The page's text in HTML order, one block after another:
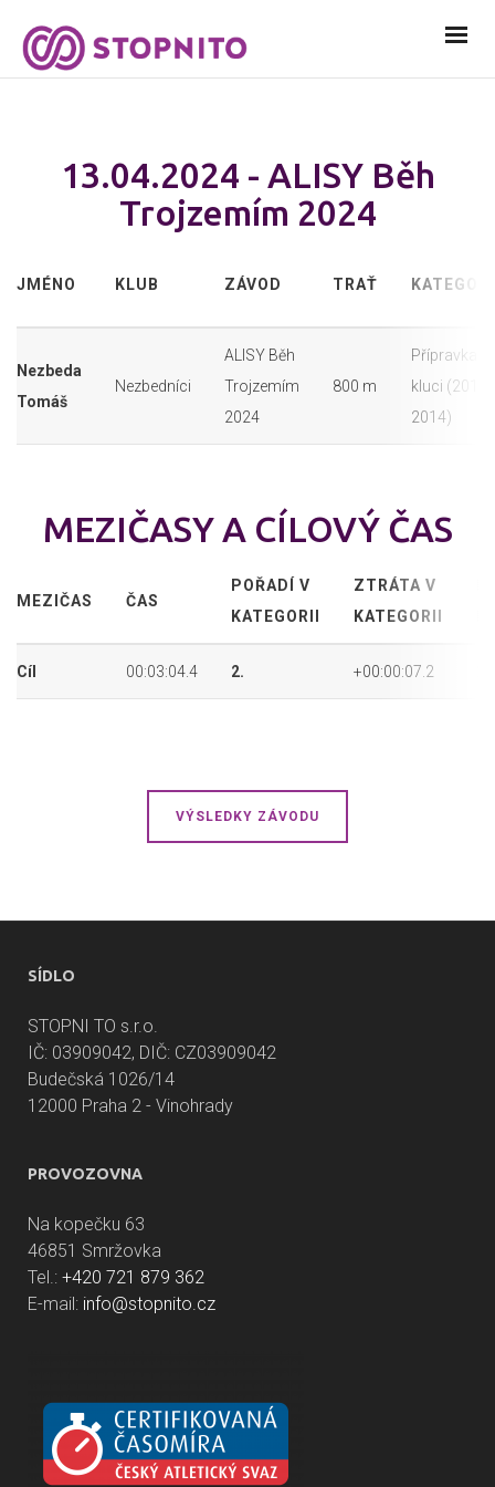
13.04.2024 - ALISY Běh
Trojzemím 2024
JMÉNO KLUB ZÁVOD TRAŤ
Nezbeda
Tomáš
Nezbedníci
ALISY Běh
Trojzemím
2024
800 m
Přípravka -
kluci (2013
2014)
MEZIČASY A CÍLOVÝ ČAS
MEZIČAS ČAS
POŘADÍ V
KATEGORII
ZTRÁTA V
KATEGORII
Cíl 00:03:04.4 2. +00:00:07.2
VÝSLEDKY ZÁVODU
SÍDLO
STOPNI TO s.r.o.
IČ: 03909042, DIČ: CZ03909042
Budečská 1026/14
12000 Praha 2 - Vinohrady
PROVOZOVNA
Na kopečku 63
46851 Smržovka
Tel.: +420 721 879 362
E-mail: info@stopnito.cz